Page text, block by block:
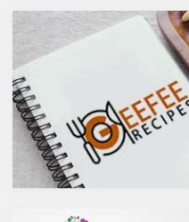
やウォッカ等の蒸留酒は、度数
も高いため健康に悪そうなイ
メージで、ワインや日本酒など
は何となくナチュラルな感じで
アルコール度数も低いのでそう
悪くもなさそうなイメージです
が、実際のところどうなので
しょうか？今回は、大きく分け
て2種類あるお酒の製造方法
（醸造酒と蒸留酒）の違いに
よって健康に対してどのような
ていきます。